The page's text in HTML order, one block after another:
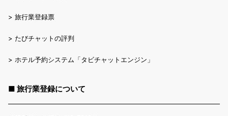
> 旅行業登録票
> たびチャットの評判
> ホテル予約システム「タビチャットエンジン」
■ 旅行業登録について